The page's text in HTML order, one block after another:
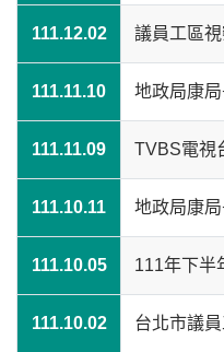
111.12.02 議員工區視
111.11.10 地政局康
111.11.09 TVBS電視
111.10.11 地政局康
111.10.05 111年下半
111.10.02 台北市議